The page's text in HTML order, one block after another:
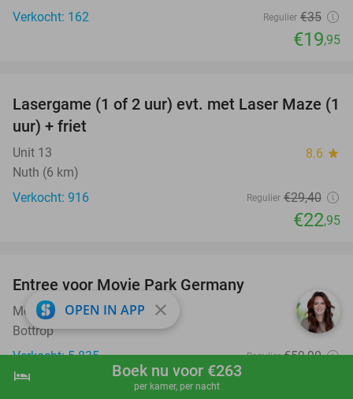
shopping_cart Boek nu
hotel Boek nu voor €263
per kamer, per nacht
Verkocht: 162
Regulier €35
€19,95
22%
Lasergame (1 of 2 uur) evt. met Laser Maze (1
uur) + friet
Unit 13 8.6 star
Nuth (6 km)
Verkocht: 916
Regulier €29,40
€22,95
38%
Entree voor Movie Park Germany
Movie Park Germany 9.4star
Bottrop
Verkocht: 5.835
Regulier €59,90
OPEN IN APP close